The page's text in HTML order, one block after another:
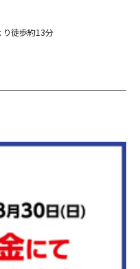
り徒歩約13分